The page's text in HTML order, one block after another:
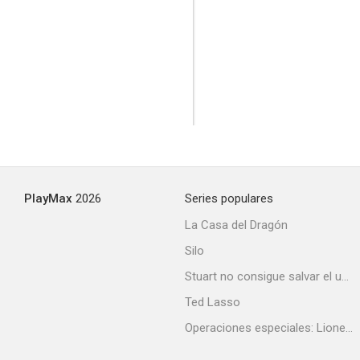
--
PlayMax 2026
Series populares
La Casa del Dragón
Silo
Stuart no consigue salvar el universo
Ted Lasso
Operaciones especiales: Lioness